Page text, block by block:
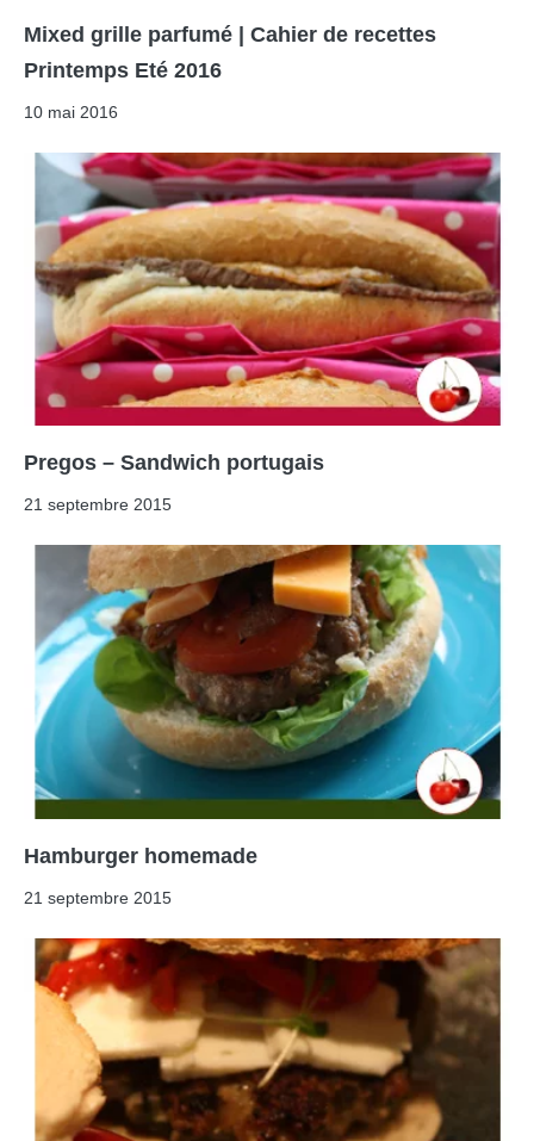
Mixed grille parfumé | Cahier de recettes
Printemps Eté 2016
10 mai 2016
Pregos – Sandwich portugais
21 septembre 2015
Hamburger homemade
21 septembre 2015